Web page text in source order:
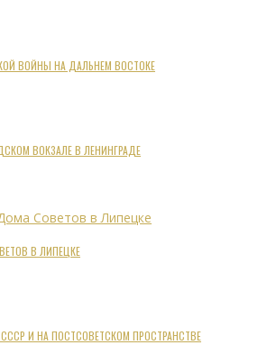
ВОЙНЫ НА ДАЛЬНЕМ ВОСТОКЕ
ВОКЗАЛЕ В ЛЕНИНГРАДЕ
В ЛИПЕЦКЕ
И НА ПОСТСОВЕТСКОМ ПРОСТРАНСТВЕ